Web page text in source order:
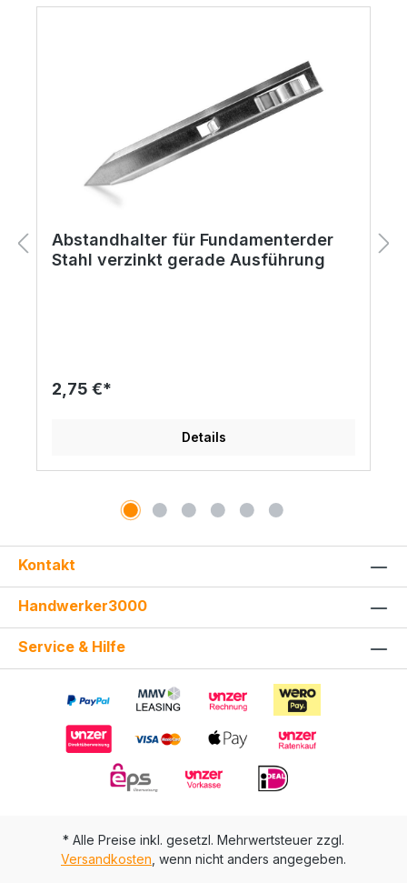
Abstandhalter für Fundamenterder
Stahl verzinkt gerade Ausführung
2,75 €*
Details
Kontakt
Handwerker3000
Service & Hilfe
* Alle Preise inkl. gesetzl. Mehrwertsteuer zzgl.
Versandkosten , wenn nicht anders angegeben.